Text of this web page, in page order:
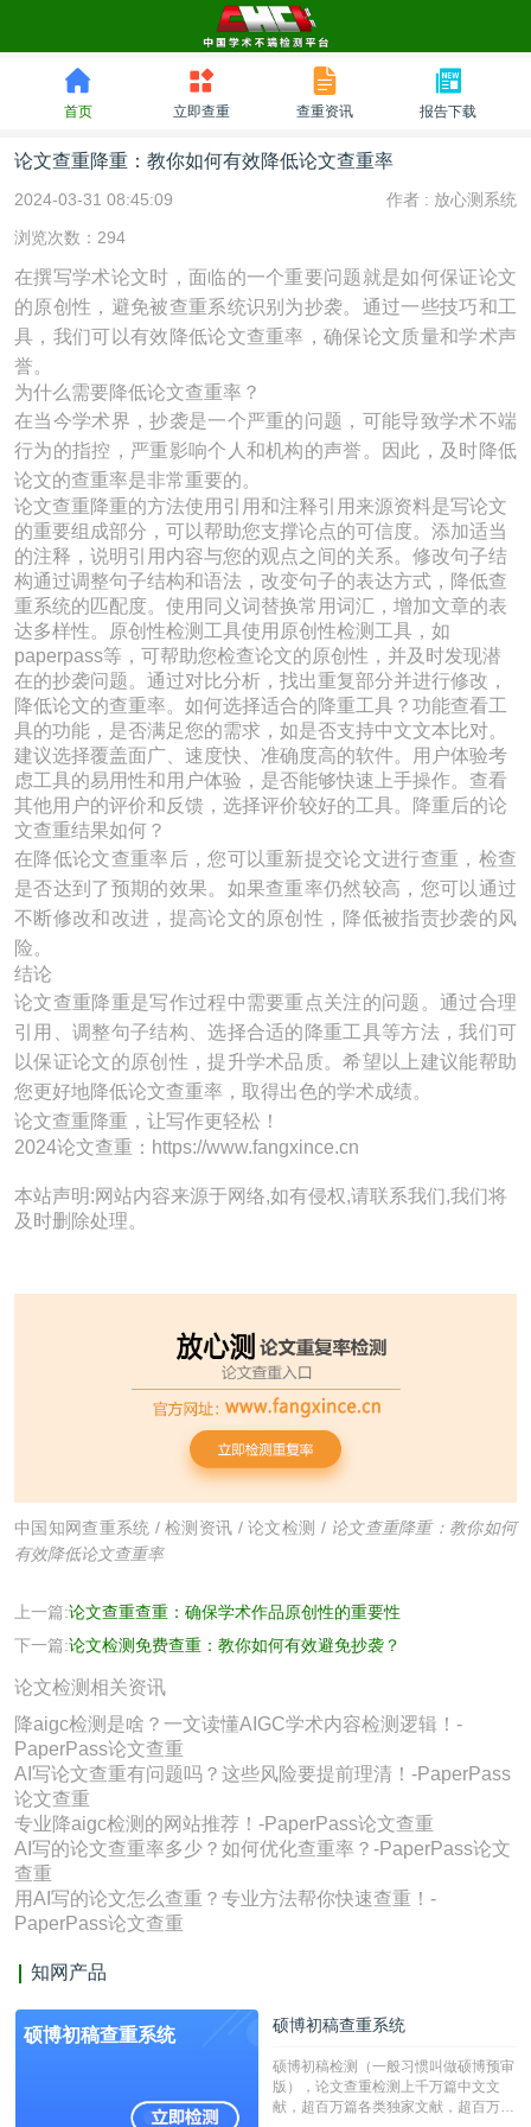
首页 立即查重 查重资讯 报告下载
论文查重降重：教你如何有效降低论文查重率
2024-03-31 08:45:09 作者 : 放心测系统
浏览次数：294
在撰写学术论文时，面临的一个重要问题就是如何保证论文
的原创性，避免被查重系统识别为抄袭。通过一些技巧和工
具，我们可以有效降低论文查重率，确保论文质量和学术声
誉。
为什么需要降低论文查重率？
在当今学术界，抄袭是一个严重的问题，可能导致学术不端
行为的指控，严重影响个人和机构的声誉。因此，及时降低
论文的查重率是非常重要的。
论文查重降重的方法使用引用和注释引用来源资料是写论文
的重要组成部分，可以帮助您支撑论点的可信度。添加适当
的注释，说明引用内容与您的观点之间的关系。修改句子结
构通过调整句子结构和语法，改变句子的表达方式，降低查
重系统的匹配度。使用同义词替换常用词汇，增加文章的表
达多样性。原创性检测工具使用原创性检测工具，如
paperpass等，可帮助您检查论文的原创性，并及时发现潜
在的抄袭问题。通过对比分析，找出重复部分并进行修改，
降低论文的查重率。如何选择适合的降重工具？功能查看工
具的功能，是否满足您的需求，如是否支持中文文本比对。
建议选择覆盖面广、速度快、准确度高的软件。用户体验考
虑工具的易用性和用户体验，是否能够快速上手操作。查看
其他用户的评价和反馈，选择评价较好的工具。降重后的论
文查重结果如何？
在降低论文查重率后，您可以重新提交论文进行查重，检查
是否达到了预期的效果。如果查重率仍然较高，您可以通过
不断修改和改进，提高论文的原创性，降低被指责抄袭的风
险。
结论
论文查重降重是写作过程中需要重点关注的问题。通过合理
引用、调整句子结构、选择合适的降重工具等方法，我们可
以保证论文的原创性，提升学术品质。希望以上建议能帮助
您更好地降低论文查重率，取得出色的学术成绩。
论文查重降重，让写作更轻松！
2024论文查重：https://www.fangxince.cn
本站声明:网站内容来源于网络,如有侵权,请联系我们,我们将
及时删除处理。
中国知网查重系统 /检测资讯 / 论文检测 / 论文查重降重：教你如何
有效降低论文查重率
上一篇:论文查重查重：确保学术作品原创性的重要性
下一篇:论文检测免费查重：教你如何有效避免抄袭？
论文检测相关资讯
降aigc检测是啥？一文读懂AIGC学术内容检测逻辑！-
PaperPass论文查重
AI写论文查重有问题吗？这些风险要提前理清！-PaperPass
论文查重
专业降aigc检测的网站推荐！-PaperPass论文查重
AI写的论文查重率多少？如何优化查重率？-PaperPass论文
查重
用AI写的论文怎么查重？专业方法帮你快速查重！-
PaperPass论文查重
知网产品
硕博初稿查重系统 硕博初稿查重系统
硕博初稿检测（一般习惯叫做硕博预审
版），论文查重检测上千万篇中文文
献，超百万篇各类独家文献，超百万港